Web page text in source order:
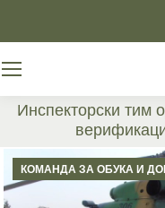
Инспекторски тим
КОМАНДА ЗА ОБУКА И